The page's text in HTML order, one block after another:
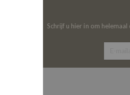
Schrijf u hier in om